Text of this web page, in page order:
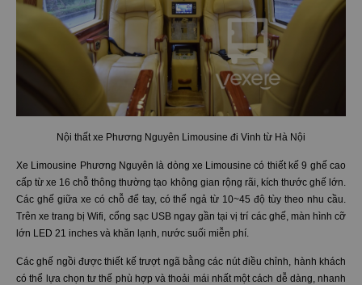
Nội thất xe Phương Nguyên Limousine đi Vinh từ Hà Nội
Xe Limousine Phương Nguyên là dòng xe Limousine có thiết kế 9 ghế cao
cấp từ xe 16 chỗ thông thường tạo không gian rộng rãi, kích thước ghế lớn.
Các ghế giữa xe có chỗ để tay, có thể ngả từ 10~45 độ tùy theo nhu cầu.
Trên xe trang bị Wifi, cổng sạc USB ngay gần tại vị trí các ghế, màn hình cỡ
lớn LED 21 inches và khăn lạnh, nước suối miễn phí.
Các ghế ngồi được thiết kế trượt ngã bằng các nút điều chỉnh, hành khách
có thể lựa chọn tư thế phù hợp và thoải mái nhất một cách dễ dàng, nhanh